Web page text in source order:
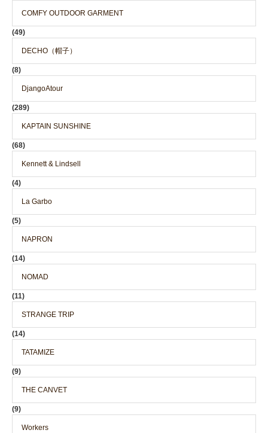
COMFY OUTDOOR GARMENT
(49)
DECHO（帽子）
(8)
DjangoAtour
(289)
KAPTAIN SUNSHINE
(68)
Kennett & Lindsell
(4)
La Garbo
(5)
NAPRON
(14)
NOMAD
(11)
STRANGE TRIP
(14)
TATAMIZE
(9)
THE CANVET
(9)
Workers